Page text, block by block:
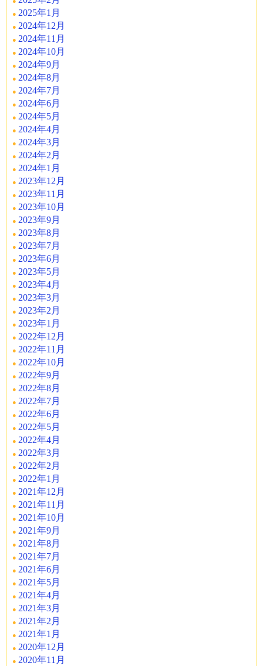
2025年1月
2024年12月
2024年11月
2024年10月
2024年9月
2024年8月
2024年7月
2024年6月
2024年5月
2024年4月
2024年3月
2024年2月
2024年1月
2023年12月
2023年11月
2023年10月
2023年9月
2023年8月
2023年7月
2023年6月
2023年5月
2023年4月
2023年3月
2023年2月
2023年1月
2022年12月
2022年11月
2022年10月
2022年9月
2022年8月
2022年7月
2022年6月
2022年5月
2022年4月
2022年3月
2022年2月
2022年1月
2021年12月
2021年11月
2021年10月
2021年9月
2021年8月
2021年7月
2021年6月
2021年5月
2021年4月
2021年3月
2021年2月
2021年1月
2020年12月
2020年11月